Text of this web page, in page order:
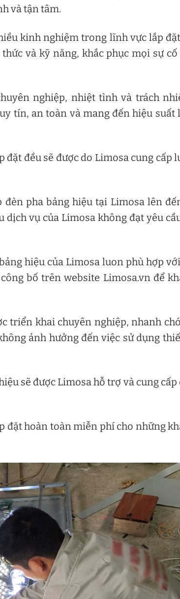
và tận tâm.
kinh nghiệm trong lĩnh vực lắp
và kỹ năng, khắc phục mọi sự
nghiệp, nhiệt tình và trách
tín, an toàn và mang đến hiệu suất
đều sẽ được do Limosa cung cấp
pha bảng hiệu tại Limosa lên
dịch vụ của Limosa không đạt yêu
hiệu của Limosa luon phù hợp
bố trên website Limosa.vn để
triển khai chuyên nghiệp, nhanh
ảnh hưởng đến việc sử dụng
sẽ được Limosa hỗ trợ và cung cấp
đặt hoàn toàn miễn phí cho những